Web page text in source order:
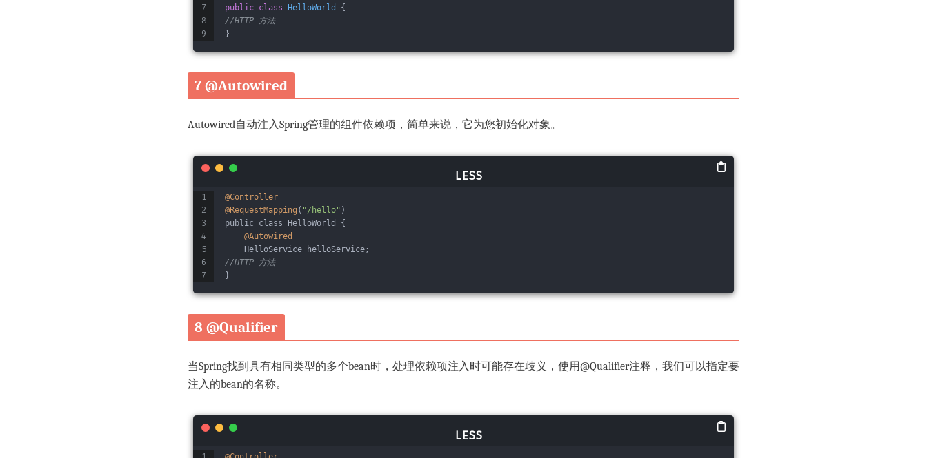
public class HelloWorld
{
//HTTP 方法
}
7 @Autowired
Autowired自动注入Spring管理的组件依赖项，简单来说，它为您初始化对象。
@Controller
@RequestMapping ( "/hello" )
public class HelloWorld {
@Autowired
HelloService helloService;
//HTTP 方法
}
8 @Qualifier
当Spring找到具有相同类型的多个bean时，处理依赖项注入时可能存在歧义，使用@Qualifier注释，我们可以指定要
注入的bean的名称。